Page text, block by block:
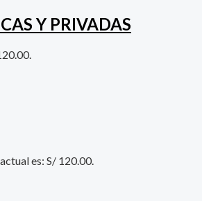
Y PRIVADAS
es: S/ 120.00.